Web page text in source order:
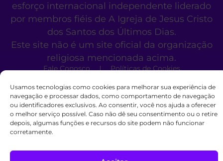
Usamos tecnologias como cookies para melhorar sua experiência de
navegação e processar dados, como comportamento de navegação
ou identificadores exclusivos. Ao consentir, você nos ajuda a oferecer
o melhor serviço possível. Caso não dê seu consentimento ou o retire
depois, algumas funções e recursos do site podem não funcionar
corretamente.
esforço internacional independente liderado
por membros fiéis de A Igreja de Jesus Cristo
dos Santos dos Últimos Dias.
Este site não é um site oficial da organização
religiosa mencionada acima.
Fale Conosco Políticas de Cookies